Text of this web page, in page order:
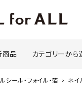
商品 カテゴリーから
シール・フォイル・箔 ネイ